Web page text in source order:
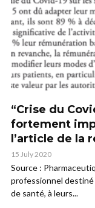
“Crise du
fortement
l’article de la
15 July 2020
Source :
professionnel destiné
de santé, à leurs...